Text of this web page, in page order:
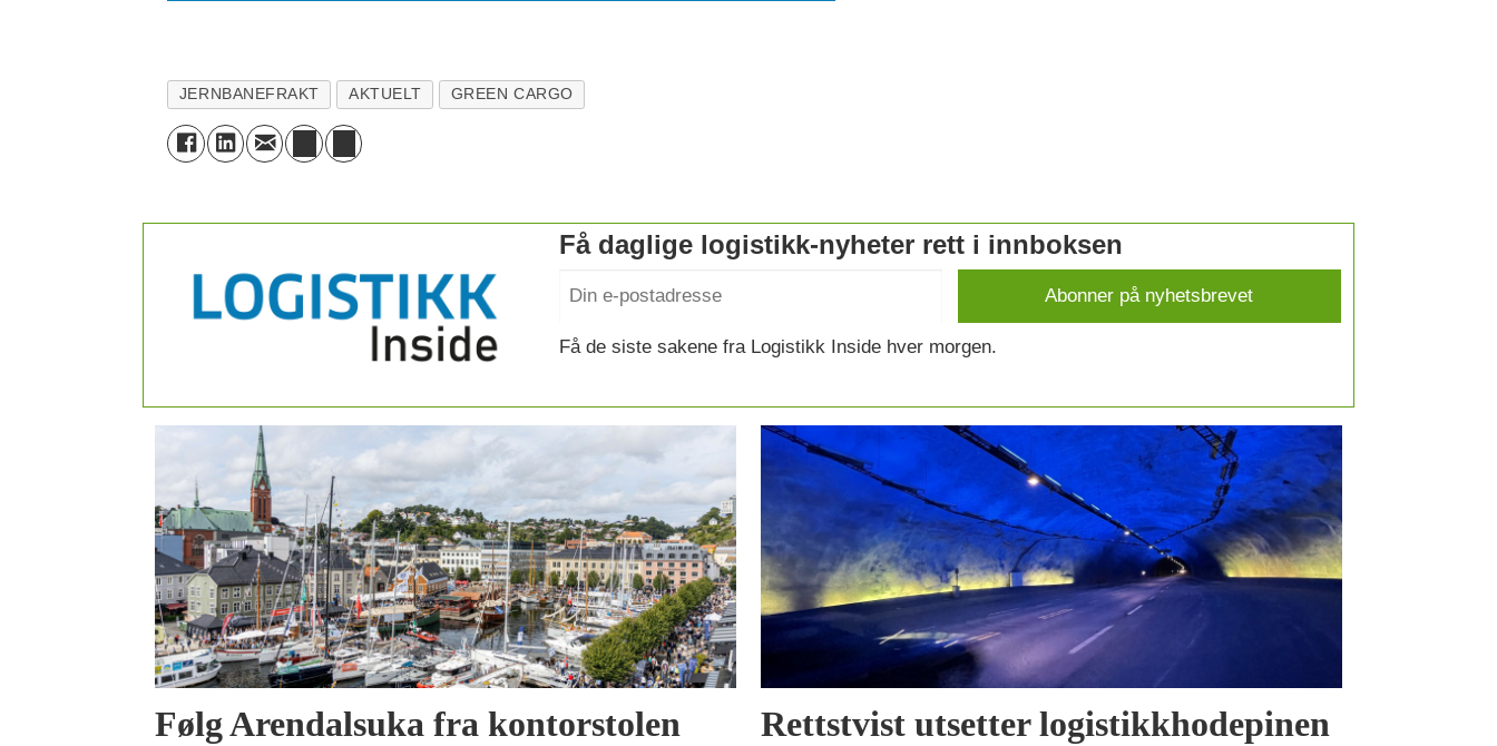
JERNBANEFRAKT AKTUELT GREEN CARGO
Få daglige logistikk-nyheter rett i innboksen
Få de siste sakene fra Logistikk Inside hver morgen.
Følg Arendalsuka fra kontorstolen Rettstvist utsetter logistikkhodepinen